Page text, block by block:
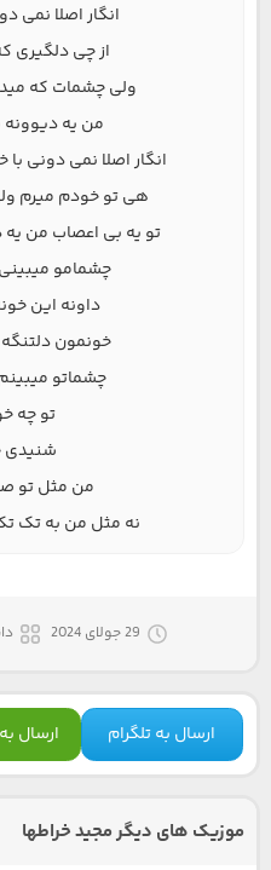
انگار اصلا نمی
از چی دلگیری
ولی چشمات که
من یه
انگار اصلا نمی دونی
هی تو خودم میرم
تو یه بی اعصاب من
چشمامو
داونه این
خونمون
چشماتو
تو چه
شنیدی
من مثل تو
نه مثل من به تک
29 جولای 2024
ارسال به تلگرام ارسال
موزیک های دیگر مجید خراطها